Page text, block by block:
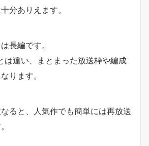
分ありえます。
長編です。
は違い、まとまった放送枠や編成
ります。
ると、人気作でも簡単には再放送